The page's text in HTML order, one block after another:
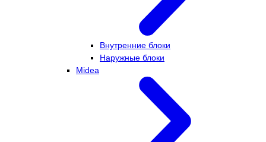
Внутренние блоки
Наружные блоки
Midea